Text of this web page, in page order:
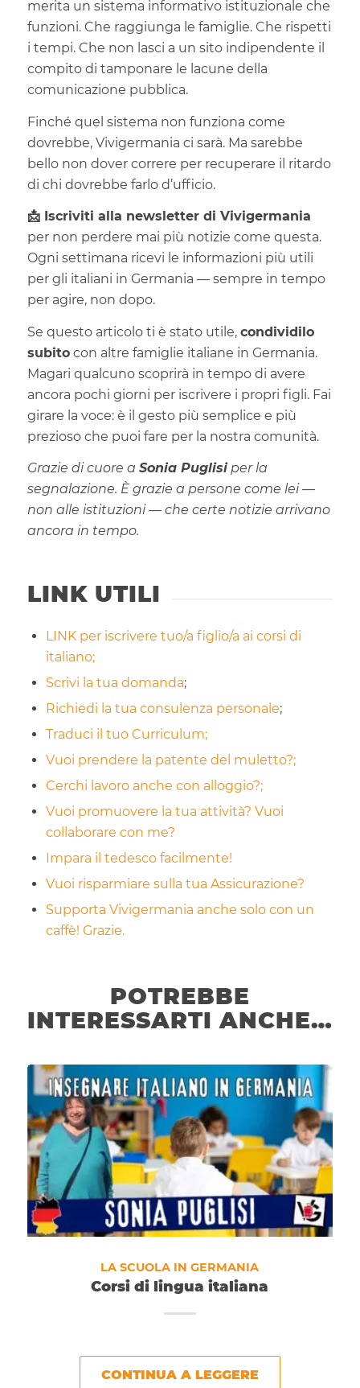
merita un sistema informativo istituzionale che
funzioni. Che raggiunga le famiglie. Che rispetti
i tempi. Che non lasci a un sito indipendente il
compito di tamponare le lacune della
comunicazione pubblica.
Finché quel sistema non funziona come
dovrebbe, Vivigermania ci sarà. Ma sarebbe
bello non dover correre per recuperare il ritardo
di chi dovrebbe farlo d’ufficio.
📩 Iscriviti alla newsletter di Vivigermania
per non perdere mai più notizie come questa.
Ogni settimana ricevi le informazioni più utili
per gli italiani in Germania — sempre in tempo
per agire, non dopo.
Se questo articolo ti è stato utile, condividilo
subitocon altre famiglie italiane in Germania.
Magari qualcuno scoprirà in tempo di avere
ancora pochi giorni per iscrivere i propri figli. Fai
girare la voce: è il gesto più semplice e più
prezioso che puoi fare per la nostra comunità.
Grazie di cuore a Sonia Puglisiper la
segnalazione. È grazie a persone come lei —
non alle istituzioni — che certe notizie arrivano
ancora in tempo.
LINK UTILI
LINK per iscrivere tuo/a figlio/a ai corsi di
italiano;
Scrivi la tua domanda;
Richiedi la tua consulenza personale;
Traduci il tuo Curriculum;
Vuoi prendere la patente del muletto?;
Cerchi lavoro anche con alloggio?;
Vuoi promuovere la tua attività? Vuoi
collaborare con me?
Impara il tedesco facilmente!
Vuoi risparmiare sulla tua Assicurazione?
Supporta Vivigermania anche solo con un
caffè! Grazie.
POTREBBE
INTERESSARTI ANCHE…
LA SCUOLA IN GERMANIA
Corsi di lingua italiana
CONTINUA A LEGGERE